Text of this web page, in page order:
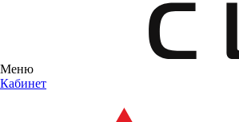
Меню
Кабинет